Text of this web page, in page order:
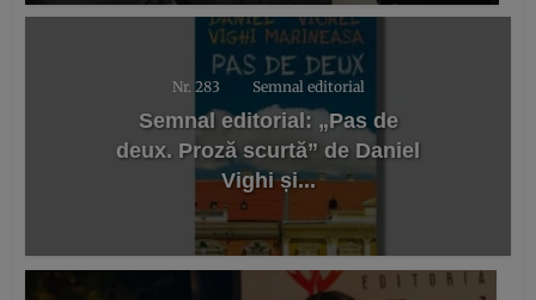
Nr. 283 Semnal editorial
Semnal editorial: „Pas de
deux. Proză scurtă” de Daniel
Vighi și...